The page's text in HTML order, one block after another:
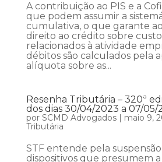
A contribuição ao PIS e a
que podem assumir a
cumulativa, o que garante
direito ao crédito sobre
relacionados à atividade
débitos são calculados pela
alíquota sobre as...
Resenha Tributária – 320ª
dos dias 30/04/2023 a 07/05/
por SCMD Advogados| maio 9,
Tributária
STF entende pela
dispositivos que presumem